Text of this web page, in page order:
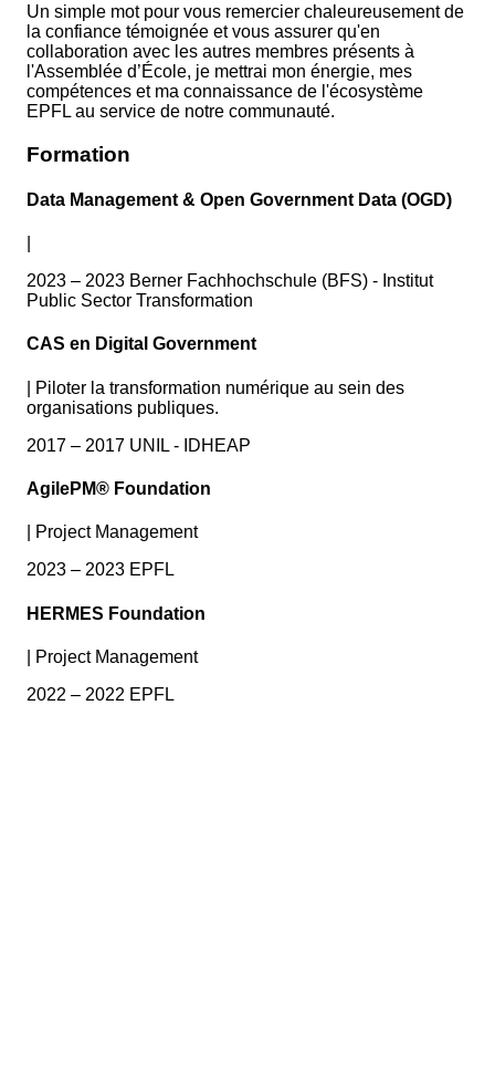
Un simple mot pour vous remercier chaleureusement de
la confiance témoignée et vous assurer qu'en
collaboration avec les autres membres présents à
l'Assemblée d’École, je mettrai mon énergie, mes
compétences et ma connaissance de l'écosystème
EPFL au service de notre communauté.
Formation
Data Management & Open Government Data (OGD)
2023 – 2023 Berner Fachhochschule (BFS) - Institut
Public Sector Transformation
CAS en Digital Government
Piloter la transformation numérique au sein des
organisations publiques.
2017 – 2017 UNIL - IDHEAP
AgilePM® Foundation
Project Management
2023 – 2023 EPFL
HERMES Foundation
Project Management
2022 – 2022 EPFL